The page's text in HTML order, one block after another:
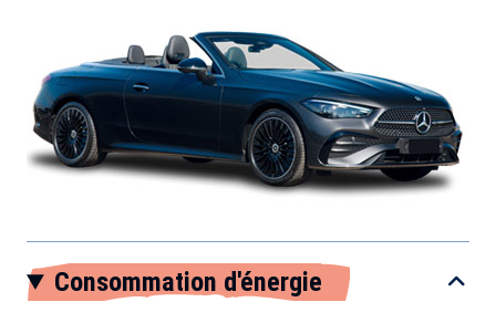
Consommation d'énergie